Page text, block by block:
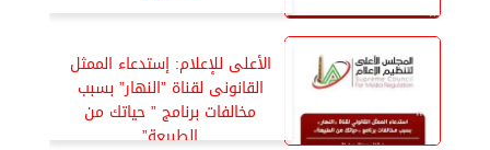
الأعلى للإعلام: إستدعاء الممثل
القانونى لقناة ”النهار” بسبب
مخالفات برنامج ” حياتك من
الطبيعة”